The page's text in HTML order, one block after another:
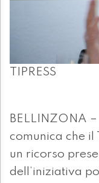
TIPRESS
BELLINZONA
comunica che il
un ricorso
dell’iniziativa